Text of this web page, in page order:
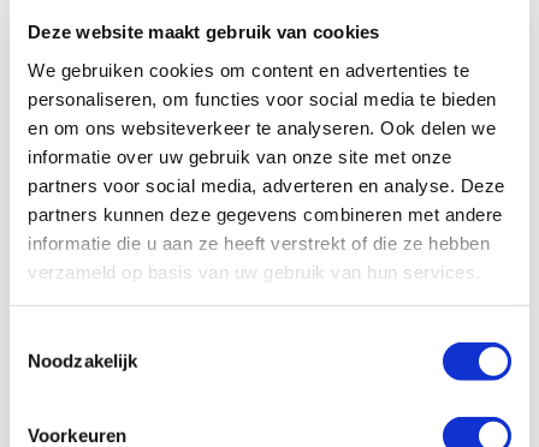
Deze website maakt gebruik van cookies
We gebruiken cookies om content en advertenties te
personaliseren, om functies voor social media te bieden
en om ons websiteverkeer te analyseren. Ook delen we
informatie over uw gebruik van onze site met onze
partners voor social media, adverteren en analyse. Deze
partners kunnen deze gegevens combineren met andere
informatie die u aan ze heeft verstrekt of die ze hebben
verzameld op basis van uw gebruik van hun services.
Noodzakelijk
Voorkeuren
Downloads